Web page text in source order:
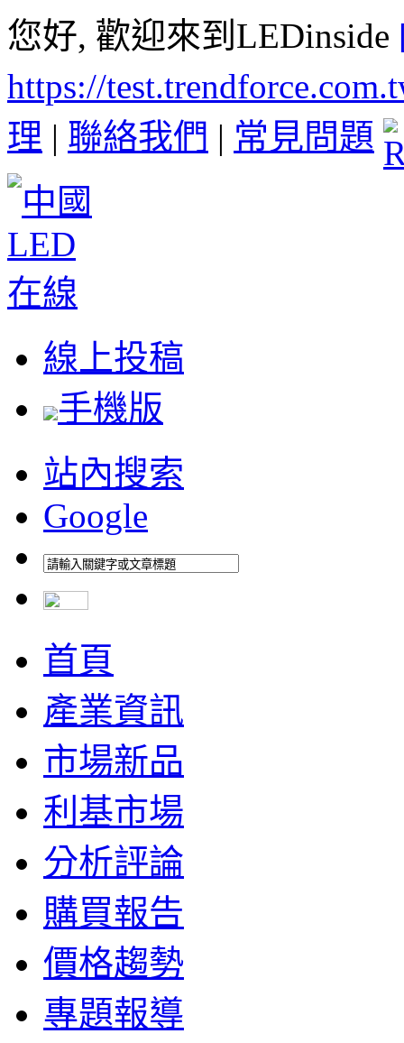
您好, 歡迎來到LEDinside
https://
理 | 聯絡我們 | 常見問題
線上投稿
手機版
站內搜索
Google
首頁
產業資訊
市場新品
利基市場
分析評論
購買報告
價格趨勢
專題報導